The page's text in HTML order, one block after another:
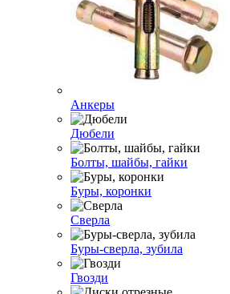
Анкеры
Дюбели
Болты, шайбы, гайки
Буры, коронки
Сверла
Буры-сверла, зубила
Гвозди